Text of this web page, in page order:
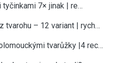
7× jinak | re…
tvarohu – 12 variant | rych…
tvarůžky |4 rec…